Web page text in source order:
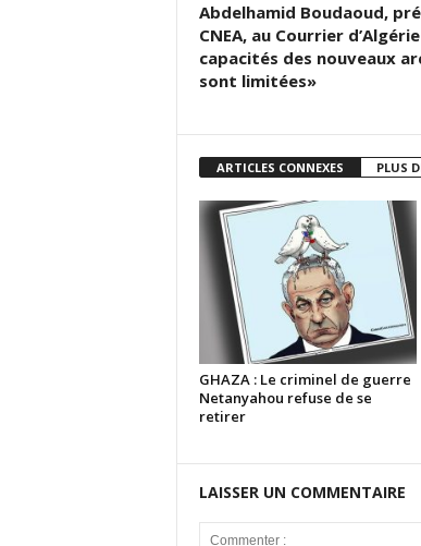
Abdelhamid Boudaoud,
CNEA, au Courrier
capacités des nouveaux
sont limitées»
ARTICLES CONNEXES PLUS
GHAZA : Le criminel de guerre
Netanyahou refuse de se
retirer
LAISSER UN COMMENTAIRE